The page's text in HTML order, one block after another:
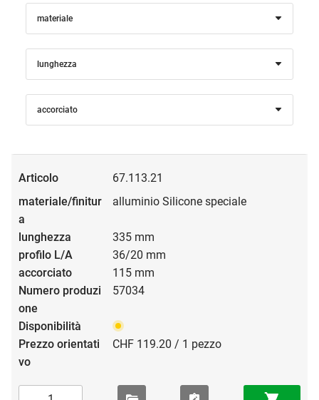
materiale
lunghezza
accorciato
67.113.21
alluminio Silicone speciale
335 mm
36/20 mm
115 mm
57034
CHF 119.20 / 1 pezzo